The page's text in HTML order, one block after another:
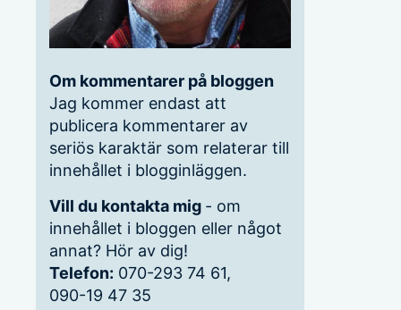
Om kommentarer på bloggen
Jag kommer endast att
publicera kommentarer av
seriös karaktär som relaterar till
innehållet i blogginläggen.
Vill du kontakta mig - om
innehållet i bloggen eller något
annat? Hör av dig!
Telefon: 070-293 74 61,
090-19 47 35